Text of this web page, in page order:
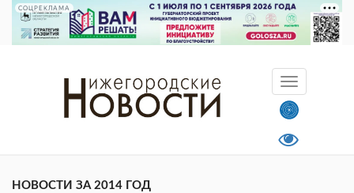
СОЦРЕКЛАМА
НОВОСТИ ЗА 2014 ГОД